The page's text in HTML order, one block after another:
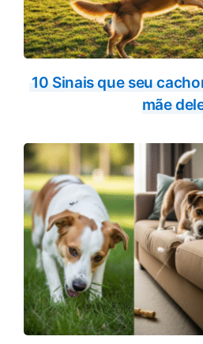
10 Sinais que seu
mãe